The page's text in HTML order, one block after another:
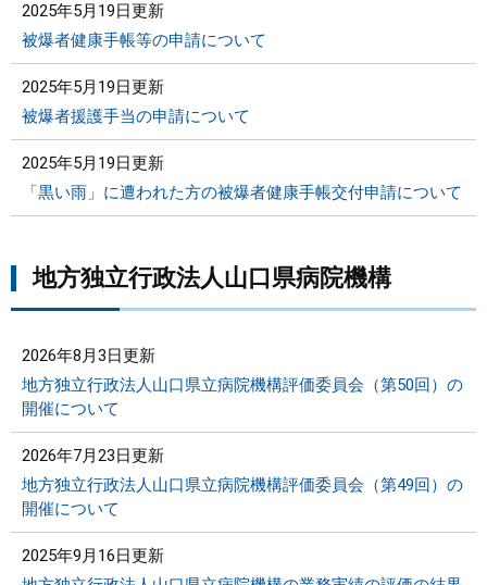
2025年5月19日更新
被爆者健康手帳等の申請について
2025年5月19日更新
被爆者援護手当の申請について
2025年5月19日更新
「黒い雨」に遭われた方の被爆者健康手帳交付申請について
地方独立行政法人山口県病院機構
2026年8月3日更新
地方独立行政法人山口県立病院機構評価委員会（第50回）の
開催について
2026年7月23日更新
地方独立行政法人山口県立病院機構評価委員会（第49回）の
開催について
2025年9月16日更新